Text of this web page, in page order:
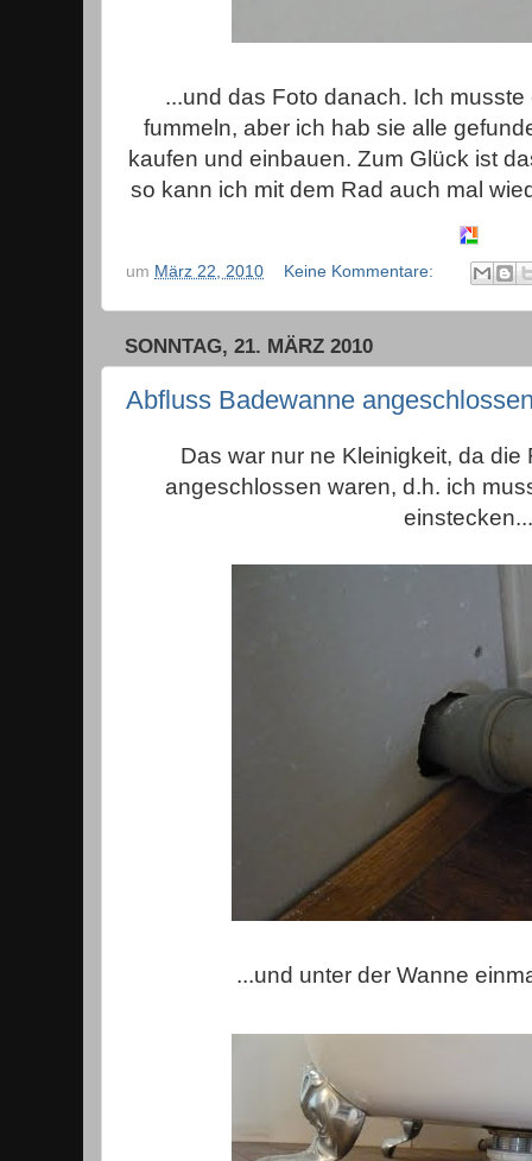
...und das Foto danach. Ich
fummeln, aber ich hab sie alle
kaufen und einbauen. Zum Glück ist
so kann ich mit dem Rad auch mal
um März 22, 2010 Keine Kommentare:
SONNTAG, 21. MÄRZ 2010
Abfluss Badewanne
Das war nur ne Kleinigkeit, da
angeschlossen waren, d.h. ich
...und unter der Wanne